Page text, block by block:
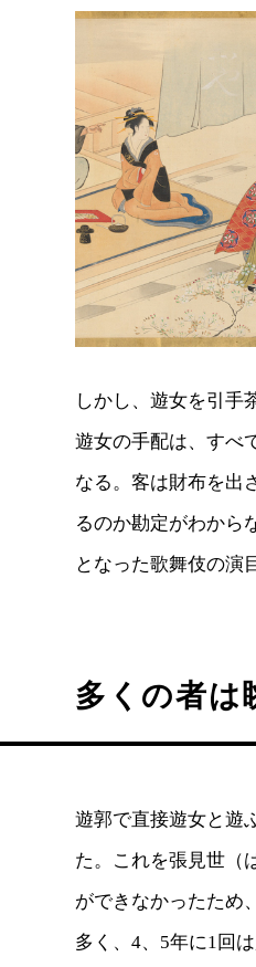
しかし、遊女を引手
遊女の手配は、すべ
なる。客は財布を出
るのか勘定がわから
となった歌舞伎の演
多くの者は
遊郭で直接遊女と遊
た。これを張見世（
ができなかったため
多く、4、5年に1回